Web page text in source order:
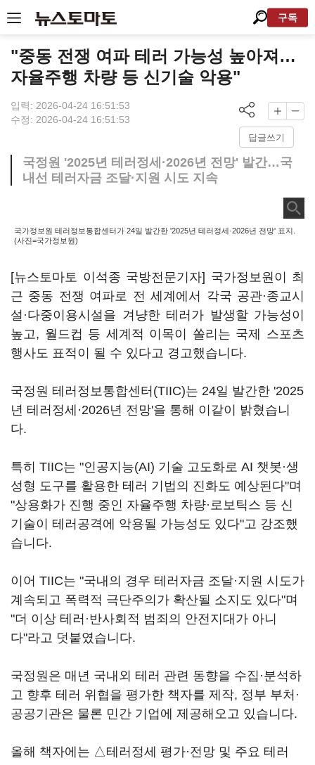
구독
"중동 전쟁 여파 테러 가능성 높아져…
자율주행 차량 등 신기술 악용"
입력: 2026-04-24 16:51:53
수정: 2026-04-24 16:51:53
답글쓰기
국정원 '2025년 테러정세·2026년 전망' 발간…국
내선 테러자금 조달·지원 시도 지속
국가정보원 테러정보통합센터가 24일 발간한 '2025년 테러정세·2026년 전망' 표지.
(사진=국가정보원)
[뉴스토마토 이석종 국방전문기자] 국가정보원이 최
근 중동 전쟁 여파로 전 세계에서 각국 공관·종교시
설·다중이용시설을 겨냥한 테러가 발생할 가능성이
높고, 월드컵 등 세계적 이목이 쏠리는 국제 스포츠
행사도 표적이 될 수 있다고 경고했습니다.
국정원 테러정보통합센터(TIIC)는 24일 발간한 '2025
년 테러정세·2026년 전망'을 통해 이같이 밝혔습니
다.
특히 TIIC는 "인공지능(AI) 기술 고도화로 AI 챗봇·생
성형 도구를 활용한 테러 기법의 진화도 예상된다"며
"상용화가 진행 중인 자율주행 차량·로보틱스 등 신
기술이 테러공격에 악용될 가능성도 있다"고 강조했
습니다.
이어 TIIC는 "국내의 경우 테러자금 조달·지원 시도가
계속되고 폭력적 극단주의가 확산될 소지도 있다"며
"더 이상 테러·반사회적 범죄의 안전지대가 아니
다"라고 덧붙였습니다.
국정원은 매년 국내외 테러 관련 동향을 수집·분석하
고 향후 테러 위협을 평가한 책자를 제작, 정부 부처·
공공기관은 물론 민간 기업에 제공해오고 있습니다.
올해 책자에는 △테러정세 평가·전망 및 주요 테러